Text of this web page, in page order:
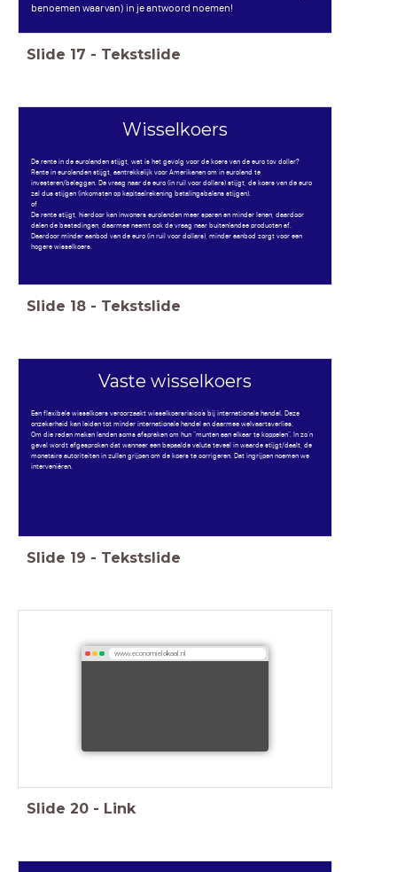
benoemen waarvan) in je antwoord noemen!
Slide 17 - Tekstslide
Wisselkoers
De rente in de eurolanden stijgt, wat is het gevolg voor de koers van de euro tov dollar?
Rente in eurolanden stijgt, aantrekkelijk voor Amerikanen om in euroland te
investeren/beleggen. De vraag naar de euro (in ruil voor dollars) stijgt, de koers van de euro
zal dus stijgen (inkomsten op kapitaalrekening betalingsbalans stijgen).
of
De rente stijgt, hierdoor kan inwoners eurolanden meer sparen en minder lenen, daardoor
dalen de bestedingen, daarmee neemt ook de vraag naar buitenlandse producten af.
Daardoor minder aanbod van de euro (in ruil voor dollars), minder aanbod zorgt voor een
hogere wisselkoers.
Slide 18 - Tekstslide
Vaste wisselkoers
Een flexibele wisselkoers veroorzaakt wisselkoersrisico’s bij internationale handel. Deze
onzekerheid kan leiden tot minder internationale handel en daarmee welvaartsverlies.
Om die reden maken landen soms afspraken om hun “munten aan elkaar te koppelen”. In zo’n
geval wordt afgesproken dat wanneer een bepaalde valuta teveel in waarde stijgt/daalt, de
monetaire autoriteiten in zullen grijpen om de koers te corrigeren. Dat ingrijpen noemen we
interveniëren.
Slide 19 - Tekstslide
www.economielokaal.nl
Slide 20 - Link